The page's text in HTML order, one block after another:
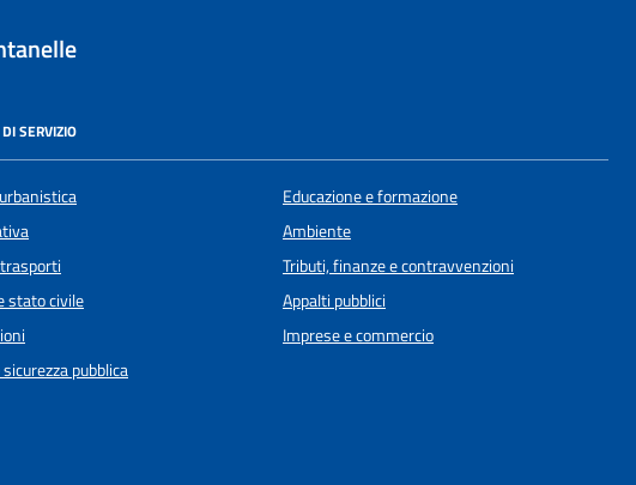
SERVIZIO
stato civile
pubblica
Educazione e formazione
Ambiente
Tributi, finanze e contravvenzioni
Appalti pubblici
Imprese e commercio